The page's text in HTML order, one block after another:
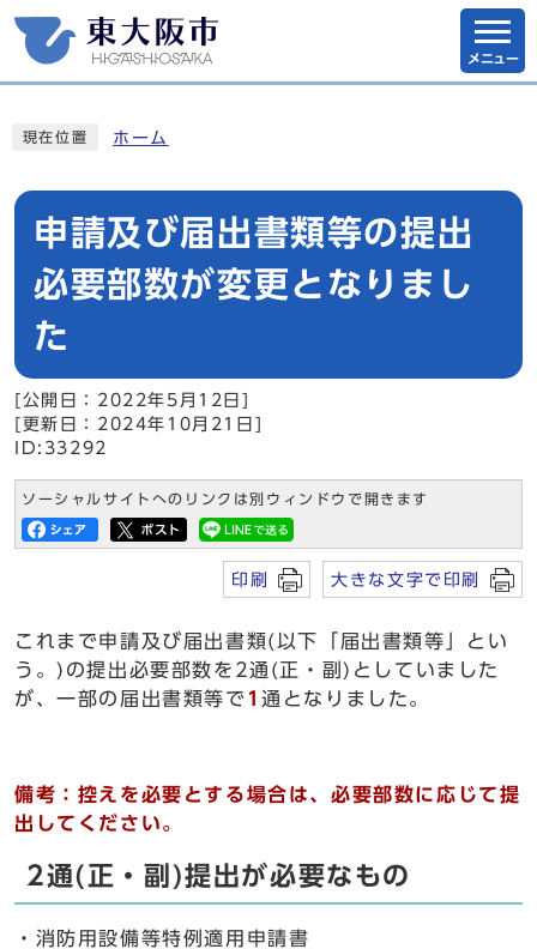
メニュー
現在位置 ホーム
申請及び届出書類等の提出
必要部数が変更となりまし
た
[公開日：2022年5月12日]
[更新日：2024年10月21日]
ID:33292
ソーシャルサイトへのリンクは別ウィンドウで開きます
印刷 大きな文字で印刷
これまで申請及び届出書類(以下「届出書類等」とい
う。)の提出必要部数を2通(正・副)としていました
が、一部の届出書類等で 1通となりました。
備考：控えを必要とする場合は、必要部数に応じて提
出してください。
2通(正・副)提出が必要なもの
・消防用設備等特例適用申請書